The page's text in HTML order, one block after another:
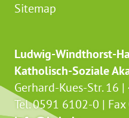
Sitemap
Ludwig-Windthorst-
Katholisch-Soziale
Gerhard-Kues-Str. 16
Tel. 0591 6102-0 |